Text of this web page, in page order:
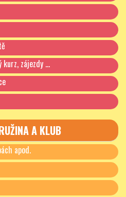
kurz, zájezdy …
A KLUB
apod.